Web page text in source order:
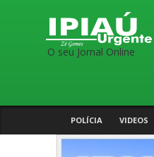
O seu Jornal Online
POLÍCIA VIDEOS